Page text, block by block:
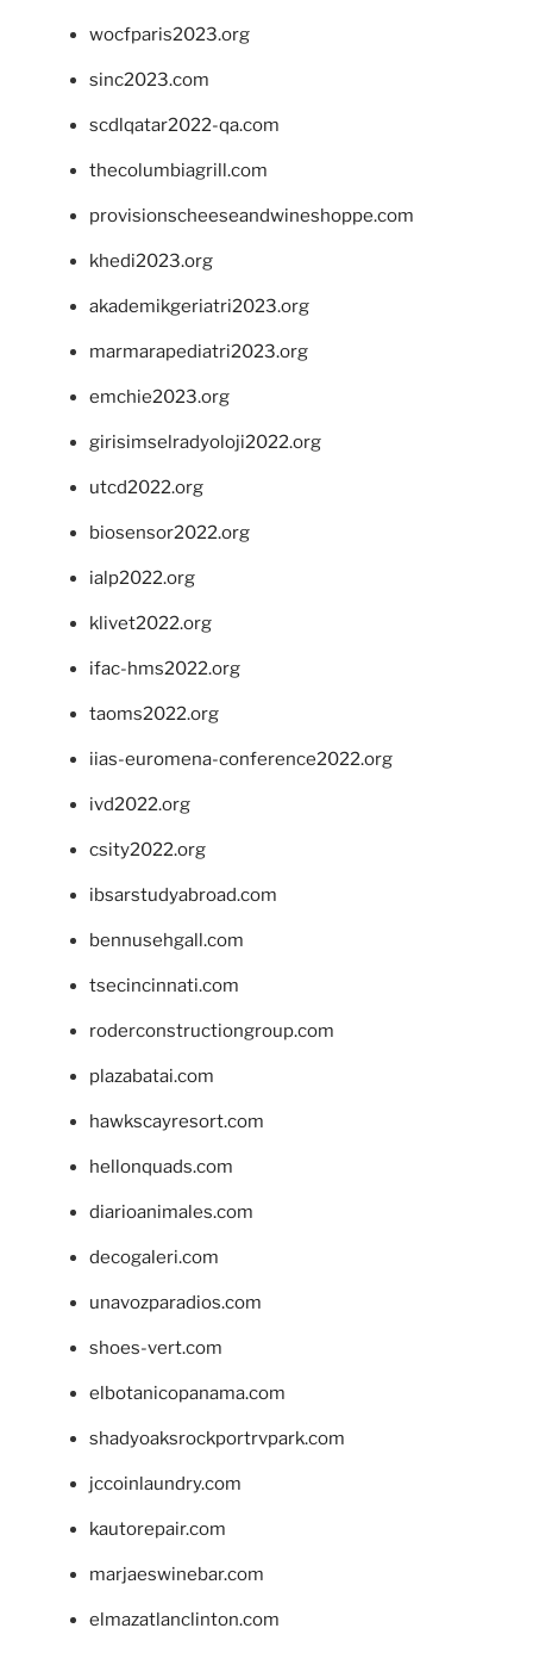
wocfparis2023.org
sinc2023.com
scdlqatar2022-qa.com
thecolumbiagrill.com
provisionscheeseandwineshoppe.com
khedi2023.org
akademikgeriatri2023.org
marmarapediatri2023.org
emchie2023.org
girisimselradyoloji2022.org
utcd2022.org
biosensor2022.org
ialp2022.org
klivet2022.org
ifac-hms2022.org
taoms2022.org
iias-euromena-conference2022.org
ivd2022.org
csity2022.org
ibsarstudyabroad.com
bennusehgall.com
tsecincinnati.com
roderconstructiongroup.com
plazabatai.com
hawkscayresort.com
hellonquads.com
diarioanimales.com
decogaleri.com
unavozparadios.com
shoes-vert.com
elbotanicopanama.com
shadyoaksrockportrvpark.com
jccoinlaundry.com
kautorepair.com
marjaeswinebar.com
elmazatlanclinton.com